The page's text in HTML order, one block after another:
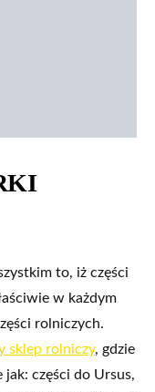
to, iż części
w każdym
rolniczych.
sklep rolniczy, gdzie
części do Ursus,